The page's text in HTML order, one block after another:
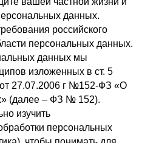
данных.
российского
персональных данных.
данных мы
изложенных в ст. 5
27.07.2006 г №152-ФЗ «О
(далее – ФЗ № 152).
изучить
персональных